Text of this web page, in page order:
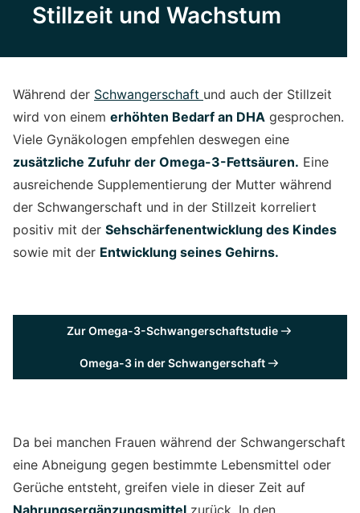
Stillzeit und Wachstum
Während der Schwangerschaft und auch der Stillzeit
wird von einem erhöhten Bedarf an DHA gesprochen.
Viele Gynäkologen empfehlen deswegen eine
zusätzliche Zufuhr der Omega-3-Fettsäuren. Eine
ausreichende Supplementierung der Mutter während
der Schwangerschaft und in der Stillzeit korreliert
positiv mit der Sehschärfenentwicklung des Kindes
sowie mit der Entwicklung seines Gehirns.
Zur Omega-3-Schwangerschaftstudie
Omega-3 in der Schwangerschaft
Da bei manchen Frauen während der Schwangerschaft
eine Abneigung gegen bestimmte Lebensmittel oder
Gerüche entsteht, greifen viele in dieser Zeit auf
Nahrungsergänzungsmittel zurück. In den